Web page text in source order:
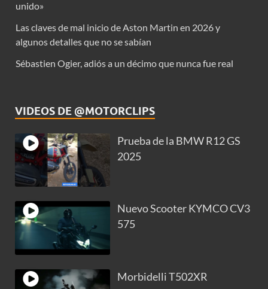
unido»
Las claves de mal inicio de Aston Martin en 2026 y
algunos detalles que no se sabían
Sébastien Ogier, adiós a un décimo que nunca fue real
VIDEOS DE @MOTORCLIPS
Prueba de la BMW R12 GS
2025
Nuevo Scooter KYMCO CV3
575
Morbidelli T502XR